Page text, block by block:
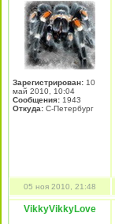
Зарегистрирован: 10
май 2010, 10:04
Сообщения: 1943
Откуда: С-Петербург
05 ноя 2010, 21:48
VikkyVikkyLove